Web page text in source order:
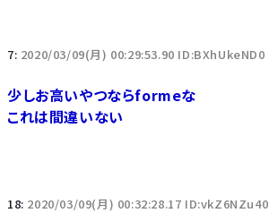
7: 2020/03/09(月) 00:29:53.90 ID:BXhUkeND0
少しお高いやつならformeな
これは間違いない
18: 2020/03/09(月) 00:32:28.17 ID:vkZ6NZu40